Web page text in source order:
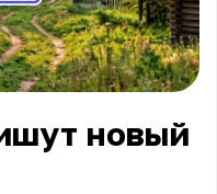
новый